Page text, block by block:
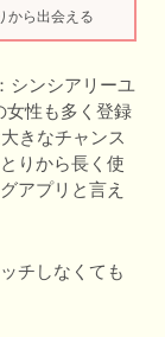
から出会える
シンシアリーユ
女性も多く登録
きなチャンス
りから長く使
アプリと言え
チしなくても